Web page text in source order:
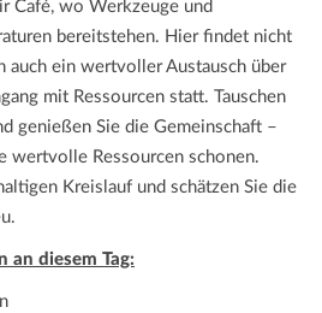
Café, wo Werkzeuge und
bereitstehen. Hier findet nicht
auch ein wertvoller Austausch über
mit Ressourcen statt. Tauschen
genießen Sie die Gemeinschaft –
wertvolle Ressourcen schonen.
Kreislauf und schätzen Sie die
an diesem Tag: